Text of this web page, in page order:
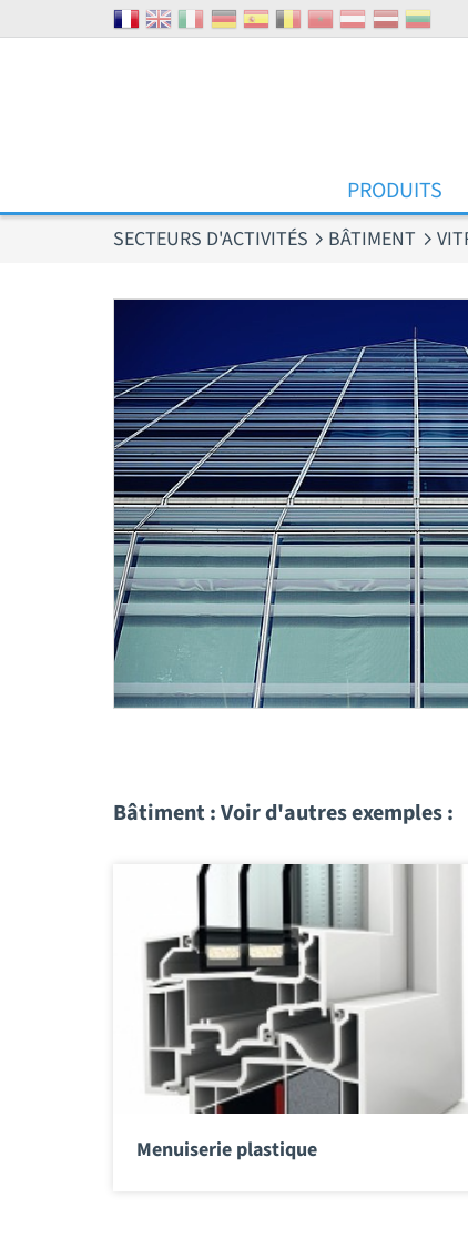
PRODUITS
SECTEURS D'ACTIVITÉS BÂTIMENT
Bâtiment : Voir d'autres exemples :
Menuiserie plastique
Panneau de gestion des cookies